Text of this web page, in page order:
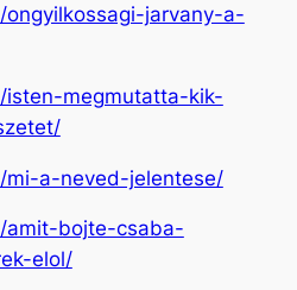
jarvany-a-
isten-megmutatta-kik-
mi-a-neved-jelentese/
amit-bojte-csaba-
elol/